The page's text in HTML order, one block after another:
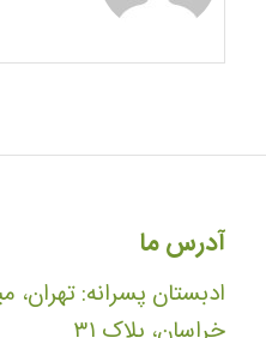
آدرس ما
ادبستان پسرانه: